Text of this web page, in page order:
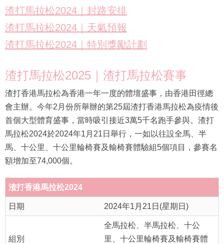
渣打馬拉松2024｜封路安排
渣打馬拉松2024｜天氣預報
渣打馬拉松2024｜特別獎勵計劃
渣打馬拉松2025｜渣打馬拉松賽事
渣打香港馬拉松為香港一年一度的體壇盛事，由香港田徑總
會主辦。今年2月份所舉辦的第25屆渣打香港馬拉松為疫情後
首個大型體育盛事，當時吸引接近3萬5千名跑手參與。渣打
馬拉松2024於2024年1月21日舉行，一如以往設全馬、半
馬、十公里、十公里輪椅賽及輸椅賽體驗組5個項目，參賽名
額增加至74,000個。
渣打香港馬拉松2024
日期 2024年1月21日(星期日)
組別
全馬拉松、半馬拉松、十公
里、十公里輪椅賽及輸椅賽體